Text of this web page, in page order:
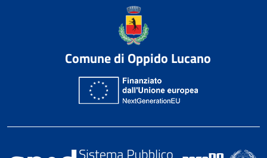
Comune di Oppido Lucano